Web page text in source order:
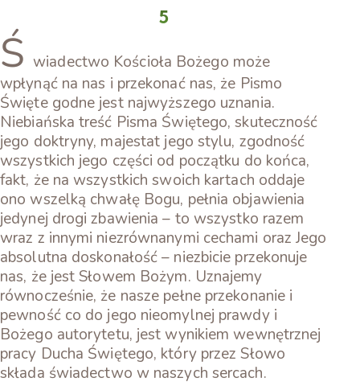
5
Ś wiadectwo Kościoła Bożego może
wpłynąć na nas i przekonać nas, że Pismo
Święte godne jest najwyższego uznania.
Niebiańska treść Pisma Świętego, skuteczność
jego doktryny, majestat jego stylu, zgodność
wszystkich jego części od początku do końca,
fakt, że na wszystkich swoich kartach oddaje
ono wszelką chwałę Bogu, pełnia objawienia
jedynej drogi zbawienia – to wszystko razem
wraz z innymi niezrównanymi cechami oraz Jego
absolutna doskonałość – niezbicie przekonuje
nas, że jest Słowem Bożym. Uznajemy
równocześnie, że nasze pełne przekonanie i
pewność co do jego nieomylnej prawdy i
Bożego autorytetu, jest wynikiem wewnętrznej
pracy Ducha Świętego, który przez Słowo
składa świadectwo w naszych sercach.